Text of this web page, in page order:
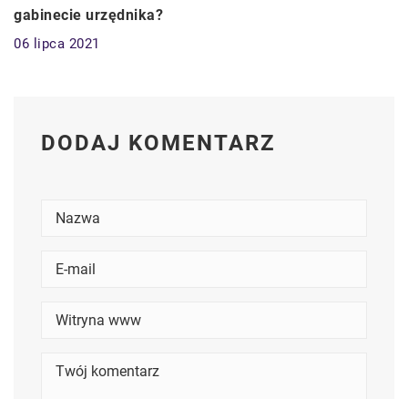
gabinecie urzędnika?
06 lipca 2021
DODAJ KOMENTARZ